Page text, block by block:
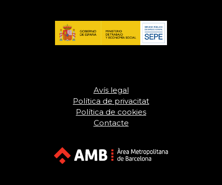
Avís legal
Política de privacitat
Política de cookies
Contacte